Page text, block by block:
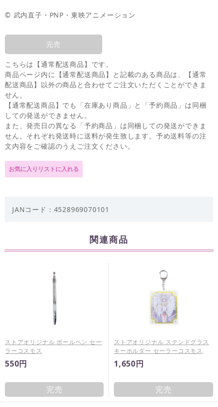
© 武内直子・PNP・東映アニメーション
完売
こちらは【通常配送商品】です。
商品ページ内に【通常配送商品】と記載のある商品は、【通常
配送商品】以外の商品と合わせてご注文いただくことができま
せん。
【通常配送商品】でも「在庫あり商品」と「予約商品」は同梱
しての発送ができません。
また、発売日の異なる「予約商品」は同梱しての発送ができま
せん。それぞれ発送時に送料が発生致します。予め送料等の注
文内容をご確認のうえご注文ください。
JANコード：4528969070101
関連商品
ストアオリジナル ボールペン セー
ラーコスモス
550円
完売
ストアオリジナル ステンドグラス
キーホルダー セーラーコスモス
1,650円
完売